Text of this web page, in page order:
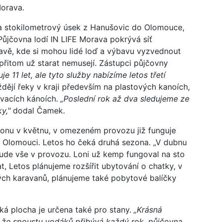
úsek z Hanušovic do Olomouce,
lodí IN LIFE Morava pokrývá síť
kde si mohou lidé loď a výbavu vyzvednout
už starat nemusejí. Zástupci půjčovny
11 let, ale tyto služby nabízíme letos třetí
řeky v kraji především na plastových kanoích,
kánoích. „Poslední rok až dva sledujeme ze
dodal Čamek.
v květnu, v omezeném provozu již funguje
Letos ho čeká druhá sezona. „V dubnu
vše v provozu. Loni už kemp fungoval na sto
Letos plánujeme rozšířit ubytování o chatky, v
karavanů, plánujeme také pobytové balíčky
plocha je určena také pro stany. „Krásná